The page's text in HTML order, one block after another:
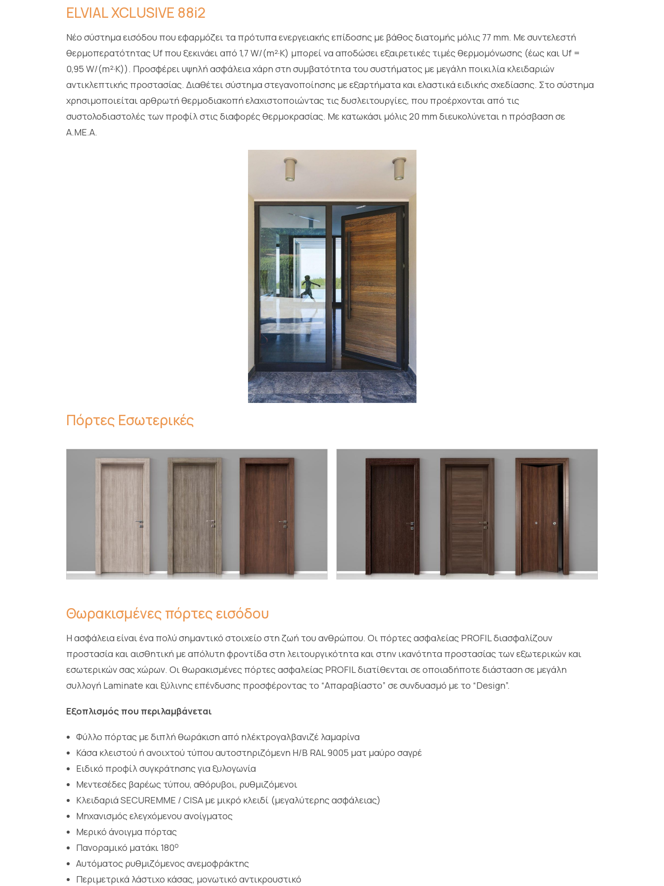
ELVIAL XCLUSIVE 88i2
Νέο σύστημα εισόδου που εφαρμόζει τα πρότυπα ενεργειακής επίδοσης με βάθος διατομής μόλις 77 mm. Με συντελεστή
θερμοπερατότητας Uf που ξεκινάει από 1,7 W/(m²·K) μπορεί να αποδώσει εξαιρετικές τιμές θερμομόνωσης (έως και Uf =
0,95 W/(m²·K)). Προσφέρει υψηλή ασφάλεια χάρη στη συμβατότητα του συστήματος με μεγάλη ποικιλία κλειδαριών
αντικλεπτικής προστασίας. Διαθέτει σύστημα στεγανοποίησης με εξαρτήματα και ελαστικά ειδικής σχεδίασης. Στο σύστημα
χρησιμοποιείται αρθρωτή θερμοδιακοπή ελαχιστοποιώντας τις δυσλειτουργίες, που προέρχονται από τις
συστολοδιαστολές των προφίλ στις διαφορές θερμοκρασίας. Με κατωκάσι μόλις 20 mm διευκολύνεται η πρόσβαση σε
Α.ΜΕ.Α.
Πόρτες Εσωτερικές
Θωρακισμένες πόρτες εισόδου
Η ασφάλεια είναι ένα πολύ σημαντικό στοιχείο στη ζωή του ανθρώπου. Οι πόρτες ασφαλείας PROFIL διασφαλίζουν
προστασία και αισθητική με απόλυτη φροντίδα στη λειτουργικότητα και στην ικανότητα προστασίας των εξωτερικών και
εσωτερικών σας χώρων. Οι θωρακισμένες πόρτες ασφαλείας PROFIL διατίθενται σε οποιαδήποτε διάσταση σε μεγάλη
συλλογή Laminate και ξύλινης επένδυσης προσφέροντας το “Απαραβίαστο” σε συνδυασμό με το “Design”.
Εξοπλισμός που περιλαμβάνεται
Φύλλο πόρτας με διπλή θωράκιση από ηλέκτρογαλβανιζέ λαμαρίνα
Κάσα κλειστού ή ανοιχτού τύπου αυτοστηριζόμενη Η/Β RAL 9005 ματ μαύρο σαγρέ
Ειδικό προφίλ συγκράτησης για ξυλογωνία
Μεντεσέδες βαρέως τύπου, αθόρυβοι, ρυθμιζόμενοι
Κλειδαριά SECUREMME / CISA με μικρό κλειδί (μεγαλύτερης ασφάλειας)
Μηχανισμός ελεγχόμενου ανοίγματος
Μερικό άνοιγμα πόρτας
Πανοραμικό ματάκι 180ο
Αυτόματος ρυθμιζόμενος ανεμοφράκτης
Περιμετρικά λάστιχο κάσας, μονωτικό αντικρουστικό